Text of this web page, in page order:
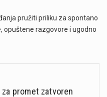
pružiti priliku za spontano
opuštene razgovore i ugodno
promet zatvoren